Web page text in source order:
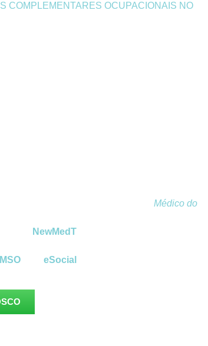
COMPLEMENTARES OCUPACIONAIS NO
Médico do
NewMedT
eSocial